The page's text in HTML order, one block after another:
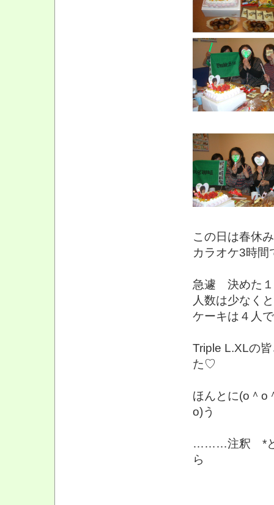
この日は春休
カラオケ3時間
急遽 決めた１
人数は少なく
ケーキは４人
Triple L.XLの
た♡
ほんとに(o＾o
o)う
………注釈 *と
ら